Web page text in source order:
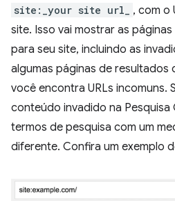
site:_your site url_
, com o
site. Isso vai mostrar as
para seu site, incluindo as
algumas páginas de resultados
você encontra URLs incomuns.
conteúdo invadido na Pesquisa
termos de pesquisa com um
diferente. Confira um exemplo